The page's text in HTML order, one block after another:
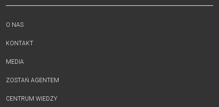
O NAS
KONTAKT
MEDIA
ZOSTAŃ AGENTEM
CENTRUM WIEDZY